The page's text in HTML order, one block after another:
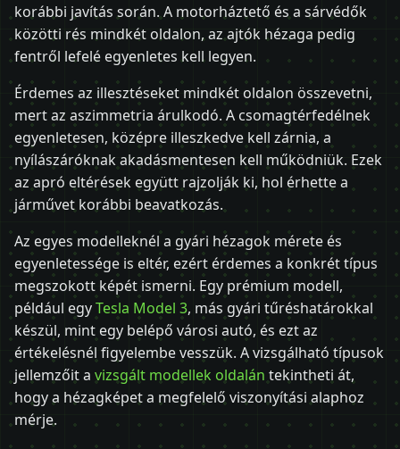
korábbi javítás során. A motorháztető és a sárvédők
közötti rés mindkét oldalon, az ajtók hézaga pedig
fentről lefelé egyenletes kell legyen.
Érdemes az illesztéseket mindkét oldalon összevetni,
mert az aszimmetria árulkodó. A csomagtérfedélnek
egyenletesen, középre illeszkedve kell zárnia, a
nyílászáróknak akadásmentesen kell működniük. Ezek
az apró eltérések együtt rajzolják ki, hol érhette a
járművet korábbi beavatkozás.
Az egyes modelleknél a gyári hézagok mérete és
egyenletessége is eltér, ezért érdemes a konkrét típus
megszokott képét ismerni. Egy prémium modell,
például egyTesla Model 3, más gyári tűréshatárokkal
készül, mint egy belépő városi autó, és ezt az
értékelésnél figyelembe vesszük. A vizsgálható típusok
jellemzőit a vizsgált modellek oldalán tekintheti át,
hogy a hézagképet a megfelelő viszonyítási alaphoz
mérje.